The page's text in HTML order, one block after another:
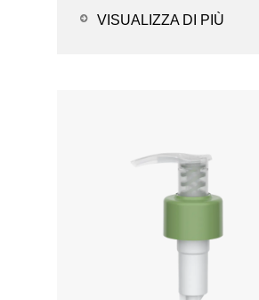
- Op...
VISUALIZZA DI PIÙ